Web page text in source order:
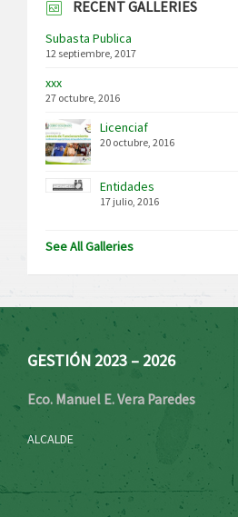
RECENT GALLERIES
Subasta Publica
12 septiembre, 2017
xxx
27 octubre, 2016
Licenciaf
20 octubre, 2016
Entidades
17 julio, 2016
See All Galleries
GESTIÓN 2023 – 2026
Eco. Manuel E. Vera Paredes
ALCALDE